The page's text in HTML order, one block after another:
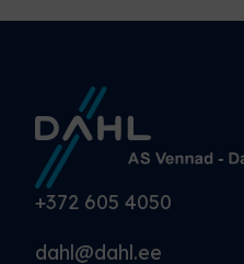
+372 605 4050
dahl@dahl.ee